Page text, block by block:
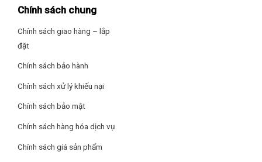
dung tích 172 lít
0°C, 2 kệ chia làm 3 ngăn và 1 ngăn đựng rau củ quả. Bên
cửa tủ lạnh còn được thiết kế thêm 5 khay chứa.
Chính sách chung
Chính sách giao hàng – lắp
đặt
Chính sách bảo hành
Chính sách xử lý khiếu nại
Chính sách bảo mật
Chính sách hàng hóa dịch vụ
Chính sách giá sản phẩm